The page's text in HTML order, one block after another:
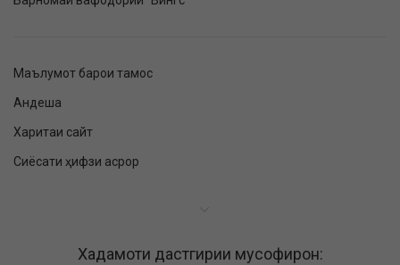
Маълумот барои тамос
Андеша
Харитаи сайт
Сиёсати ҳифзи асрор
Хадамоти дастгирии мусофирон: